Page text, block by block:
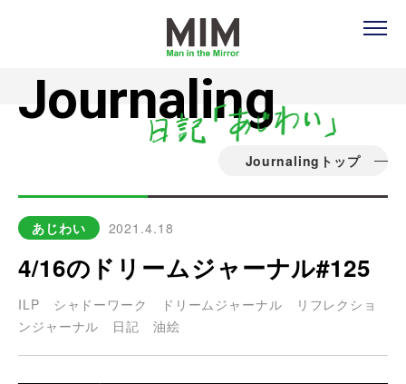
Journaling
Journalingトップ
あじわい 2021.4.18
4/16のドリームジャーナル#125
ILP シャドーワーク ドリームジャーナル
リフレクショ
ンジャーナル
日記 油絵